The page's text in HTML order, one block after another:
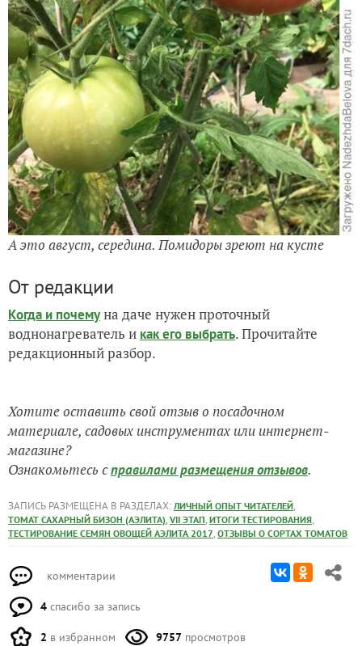
А это август, середина. Помидоры зреют на кусте
От редакции
Когда и почемуна даче нужен проточный
воднонагреватель и как его выбрать. Прочитайте
редакционный разбор.
Хотите оставить свой отзыв о посадочном
материале, садовых инструментах или интернет-
магазине?
Ознакомьтесь справилами размещения отзывов.
ЗАПИСЬ РАЗМЕЩЕНА В РАЗДЕЛАХ: ЛИЧНЫЙ ОПЫТ ЧИТАТЕЛЕЙ,
ТОМАТ САХАРНЫЙ БИЗОН (АЭЛИТА), VII ЭТАП, ИТОГИ ТЕСТИРОВАНИЯ,
ТЕСТИРОВАНИЕ СЕМЯН ОВОЩЕЙ АЭЛИТА 2017, ОТЗЫВЫ О СОРТАХ ТОМАТОВ
комментарии
4 спасибо за запись
2 в избранном 9757 просмотров